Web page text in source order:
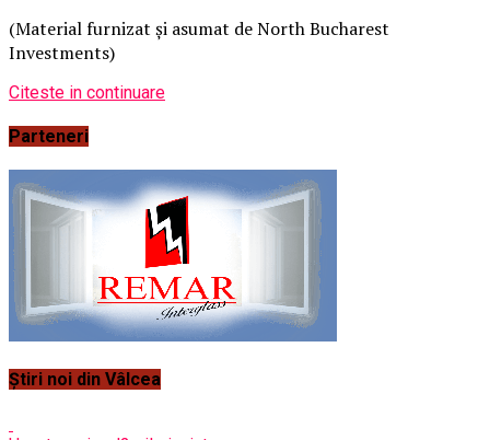
(Material furnizat și asumat de North Bucharest
Investments)
Citeste in continuare
Parteneri
Știri noi din Vâlcea